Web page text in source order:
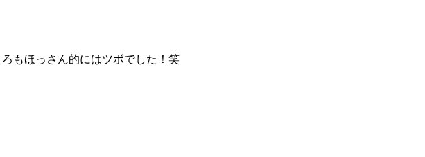
もほっさん的にはツボでした！笑